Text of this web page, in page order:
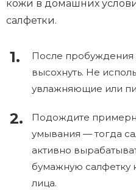
кожи в домашних
салфетки.
После пробуждения
высохнуть. Не
увлажняющие или
Подождите
умывания — тогда
активно
бумажную салфетку
лица.